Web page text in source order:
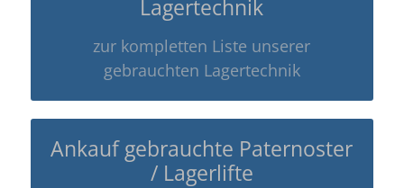
Lagertechnik
zur kompletten Liste unserer
gebrauchten Lagertechnik
Ankauf gebrauchte Paternoster
/ Lagerlifte